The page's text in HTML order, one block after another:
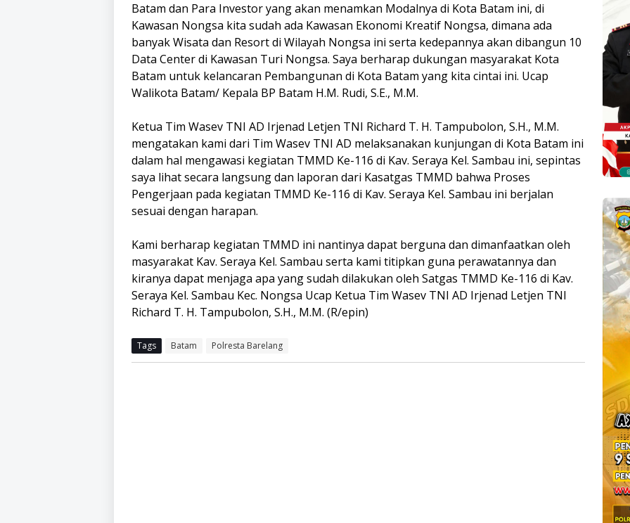
Batam dan Para Investor yang akan menamkan Modalnya di Kota Batam ini, di
Kawasan Nongsa kita sudah ada Kawasan Ekonomi Kreatif Nongsa, dimana ada
banyak Wisata dan Resort di Wilayah Nongsa ini serta kedepannya akan dibangun 10
Data Center di Kawasan Turi Nongsa. Saya berharap dukungan masyarakat Kota
Batam untuk kelancaran Pembangunan di Kota Batam yang kita cintai ini. Ucap
Walikota Batam/ Kepala BP Batam H.M. Rudi, S.E., M.M.
Ketua Tim Wasev TNI AD Irjenad Letjen TNI Richard T. H. Tampubolon, S.H., M.M.
mengatakan kami dari Tim Wasev TNI AD melaksanakan kunjungan di Kota Batam ini
dalam hal mengawasi kegiatan TMMD Ke-116 di Kav. Seraya Kel. Sambau ini, sepintas
saya lihat secara langsung dan laporan dari Kasatgas TMMD bahwa Proses
Pengerjaan pada kegiatan TMMD Ke-116 di Kav. Seraya Kel. Sambau ini berjalan
sesuai dengan harapan.
Kami berharap kegiatan TMMD ini nantinya dapat berguna dan dimanfaatkan oleh
masyarakat Kav. Seraya Kel. Sambau serta kami titipkan guna perawatannya dan
kiranya dapat menjaga apa yang sudah dilakukan oleh Satgas TMMD Ke-116 di Kav.
Seraya Kel. Sambau Kec. Nongsa Ucap Ketua Tim Wasev TNI AD Irjenad Letjen TNI
Richard T. H. Tampubolon, S.H., M.M. (R/epin)
Tags Batam Polresta Barelang